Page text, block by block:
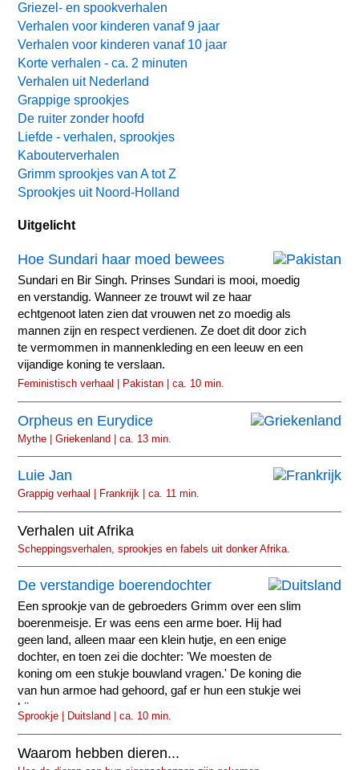
Griezel- en spookverhalen
Verhalen voor kinderen vanaf 9 jaar
Verhalen voor kinderen vanaf 10 jaar
Korte verhalen - ca. 2 minuten
Verhalen uit Nederland
Grappige sprookjes
De ruiter zonder hoofd
Liefde - verhalen, sprookjes
Kabouterverhalen
Grimm sprookjes van A tot Z
Sprookjes uit Noord-Holland
Uitgelicht
Hoe Sundari haar moed bewees
Sundari en Bir Singh. Prinses Sundari is mooi, moedig
en verstandig. Wanneer ze trouwt wil ze haar
echtgenoot laten zien dat vrouwen net zo moedig als
mannen zijn en respect verdienen. Ze doet dit door zich
te vermommen in mannenkleding en een leeuw en een
vijandige koning te verslaan.
Feministisch verhaal | Pakistan | ca. 10 min.
Orpheus en Eurydice
Mythe | Griekenland | ca. 13 min.
Luie Jan
Grappig verhaal | Frankrijk | ca. 11 min.
Verhalen uit Afrika
Scheppingsverhalen, sprookjes en fabels uit donker Afrika.
De verstandige boerendochter
Een sprookje van de gebroeders Grimm over een slim
boerenmeisje. Er was eens een arme boer. Hij had
geen land, alleen maar een klein hutje, en een enige
dochter, en toen zei die dochter: 'We moesten de
koning om een stukje bouwland vragen.' De koning die
van hun armoe had gehoord, gaf er hun een stukje wei
bij...
Sprookje | Duitsland | ca. 10 min.
Waarom hebben dieren...